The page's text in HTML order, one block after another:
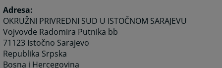
Adresa:
OKRUŽNI PRIVREDNI SUD U ISTOČNOM SARAJEVU
Vojvovde Radomira Putnika bb
71123 Istočno Sarajevo
Republika Srpska
Bosna i Hercegovina